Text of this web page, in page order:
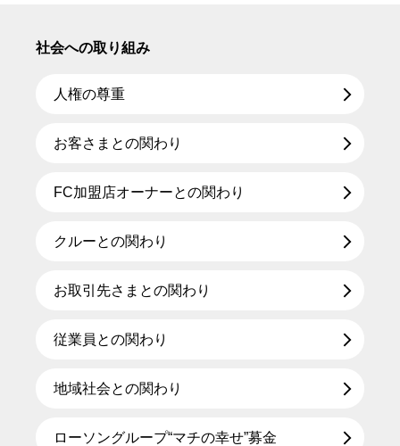
社会への取り組み
人権の尊重
お客さまとの関わり
FC加盟店オーナーとの関わり
クルーとの関わり
お取引先さまとの関わり
従業員との関わり
地域社会との関わり
ローソングループ“マチの幸せ”募金